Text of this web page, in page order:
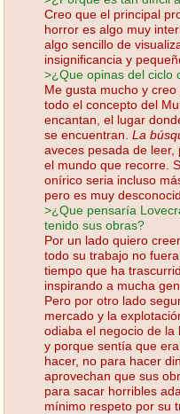
Creo que el principal
horror es algo muy
algo sencillo de
insignificancia y
>¿Que opinas del ciclo
Me gusta mucho y
todo el concepto del
encantan, el lugar
se encuentran. La
aveces pesada de
el mundo que recorre.
onírico seria incluso
pero es muy
>¿Que pensaría
tenido sus obras?
Por un lado quiero
todo su trabajo no
tiempo que ha
inspirando a mucha
Pero por otro lado
mercado y la
odiaba el negocio de
y porque sentía que
hacer, no para hacer
aprovechan que sus
para sacar horribles
mínimo respeto por su